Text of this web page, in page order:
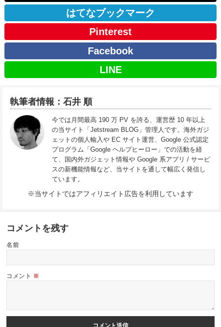
はてなブックマーク
Pinterest
Facebook
LINE
執筆者情報：石井 順
今では月間最高 190 万 PV を誇る、運営歴 10 年以上
の当サイト「Jetstream BLOG」管理人です。海外ガジ
ェットの個人輸入や EC サイト運営、Google 公式認定
プログラム「Google ヘルプヒーロー」での活動を経
て、国内外ガジェット情報や Google 系アプリ / サービ
スの新機能情報など、当サイトを通して幅広く発信し
ています。
※当サイトではアフィリエイト広告を利用しています
コメントを残す
名前
コメント ※